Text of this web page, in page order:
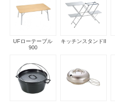
UFローテーブル
900
キッチンスタンドII